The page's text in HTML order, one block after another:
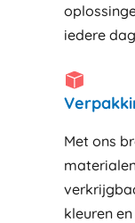
iedere
Met ons
kleuren